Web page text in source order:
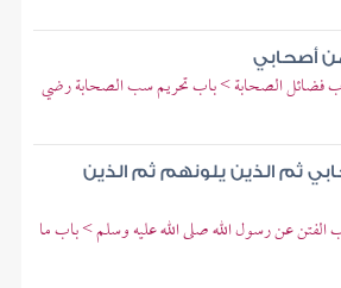
من أصحابي
الصحابة > باب تحريم سب الصحابة رضي
ثم الذين يلونهم ثم الذين
عن رسول الله صلى الله عليه وسلم > باب ما